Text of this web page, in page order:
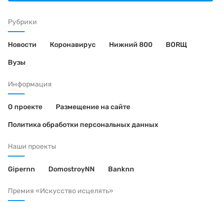
Рубрики
Новости Коронавирус Нижний 800 BORЩ
Вузы
Информация
О проекте Размещение на сайте
Политика обработки персональных данных
Наши проекты
Gipernn DomostroyNN Banknn
Премия «Искусство исцелять»